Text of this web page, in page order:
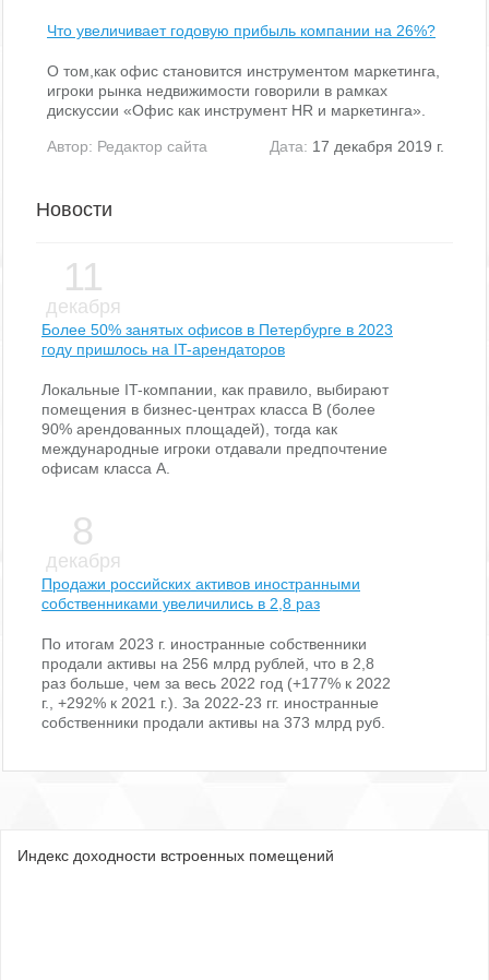
Индекс доходности встроенных помещений
Что увеличивает годовую прибыль компании на 26%?
О том,как офис становится инструментом маркетинга,
игроки рынка недвижимости говорили в рамках
дискуссии «Офис как инструмент HR и маркетинга».
Автор: Редактор сайта Дата: 17 декабря 2019 г.
Новости
11
декабря
Более 50% занятых офисов в Петербурге в 2023
году пришлось на IT-арендаторов
Локальные IT-компании, как правило, выбирают
помещения в бизнес-центрах класса В (более
90% арендованных площадей), тогда как
международные игроки отдавали предпочтение
офисам класса А.
8
декабря
Продажи российских активов иностранными
собственниками увеличились в 2,8 раз
По итогам 2023 г. иностранные собственники
продали активы на 256 млрд рублей, что в 2,8
раз больше, чем за весь 2022 год (+177% к 2022
г., +292% к 2021 г.). За 2022-23 гг. иностранные
собственники продали активы на 373 млрд руб.